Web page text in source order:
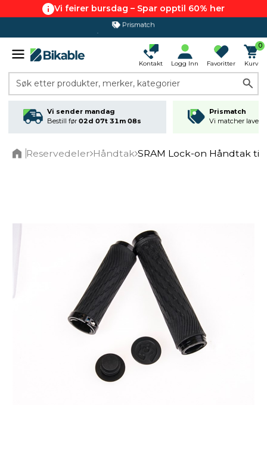
Vi feirer bursdag – Spar opptil 60% her
Prismatch
365 dagers åpent kjøp
Kontakt Logg Inn Favoritter
0
Kurv
Søk etter produkter, merker, kategorier
Vi sender mandag
Bestill før 02d 07t 31m 07s
Prismatch
Vi matcher
Reservedeler Håndtak SRAM Lock-on Håndtak til